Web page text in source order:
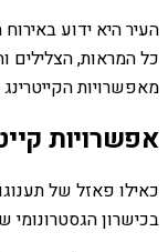
העיר היא ידוע
כל המראות, הצלילים
מאפשרויות
אפשרויות
כאילו פאזל של
בכישרון הגסטרונומי